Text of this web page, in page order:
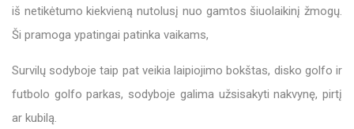
iš netikėtumo kiekvieną nutolusį nuo gamtos šiuolaikinį žmogų.
Ši pramoga ypatingai patinka vaikams,
Survilų sodyboje taip pat veikia laipiojimo bokštas, disko golfo ir
futbolo golfo parkas, sodyboje galima užsisakyti nakvynę, pirtį
ar kubilą.